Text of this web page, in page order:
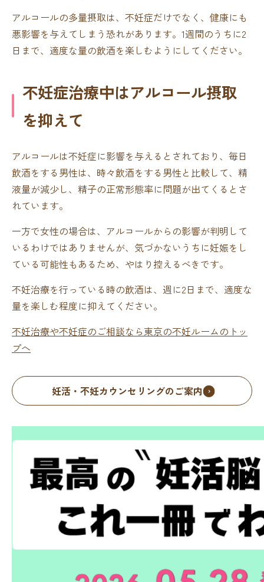
アルコールの多量摂取は、不妊症だけでなく、健康にも
悪影響を与えてしまう恐れがあります。1週間のうちに2
日まで、適度な量の飲酒を楽しむようにしてください。
不妊症治療中はアルコール摂取
を抑えて
アルコールは不妊症に影響を与えるとされており、毎日
飲酒をする男性は、時々飲酒をする男性と比較して、精
液量が減少し、精子の正常形態率に問題が出てくるとさ
れています。
一方で女性の場合は、アルコールからの影響が判明して
いるわけではありませんが、気づかないうちに妊娠をし
ている可能性もあるため、やはり控えるべきです。
不妊治療を行っている時の飲酒は、週に2日まで、適度な
量を楽しむ程度に抑えてください。
不妊治療や不妊症のご相談なら東京の不妊ルームのトッ
プへ
妊活・不妊カウンセリングのご案内